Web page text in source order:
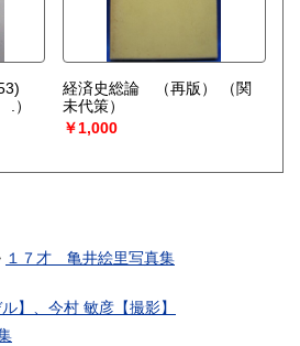
）
経済史総論 （再版）
（関
未代策）
￥1,000
１７才 亀井絵里写真集
】、今村 敏彦【撮影】